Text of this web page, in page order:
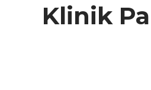
Klinik